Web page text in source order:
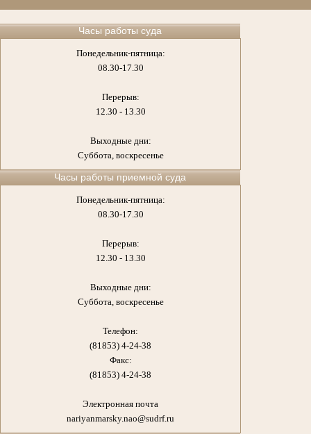
Часы работы суда
Понедельник-пятница:
08.30-17.30
Перерыв:
12.30 - 13.30
Выходные дни:
Суббота, воскресенье
Часы работы приемной суда
Понедельник-пятница:
08.30-17.30
Перерыв:
12.30 - 13.30
Выходные дни:
Суббота, воскресенье
Телефон:
(81853) 4-24-38
Факс:
(81853) 4-24-38
Электронная почта
nariyanmarsky.nao@sudrf.ru